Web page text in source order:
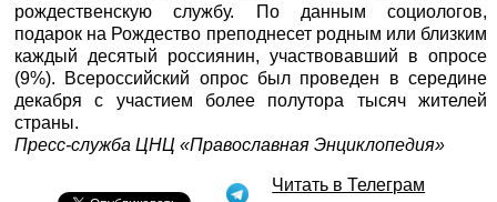
рождественскую службу. По данным социологов,
подарок на Рождество преподнесет родным или близким
каждый десятый россиянин, участвовавший в опросе
(9%). Всероссийский опрос был проведен в середине
декабря с участием более полутора тысяч жителей
страны.
Пресс-служба ЦНЦ «Православная Энциклопедия»
Читать в Телеграм